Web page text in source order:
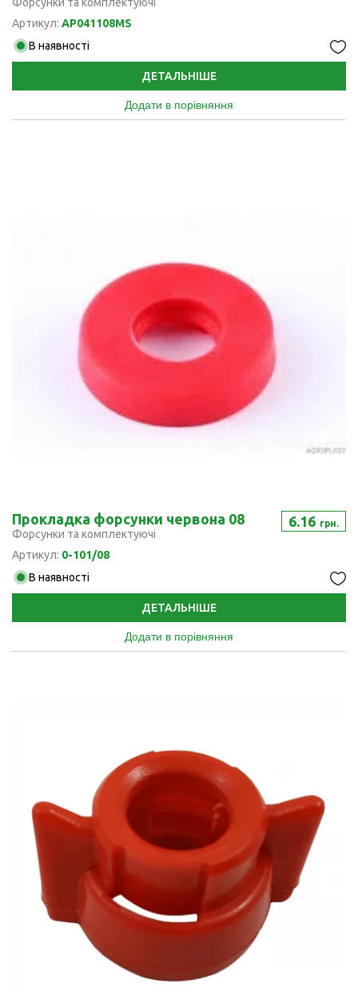
Артикул: AP041108MS
В наявності
ДЕТАЛЬНІШЕ
Додати в порівняння
Прокладка форсунки червона 08
Форсунки та комплектуючі
Артикул: 0-101/08
6.16 грн.
В наявності
ДЕТАЛЬНІШЕ
Додати в порівняння